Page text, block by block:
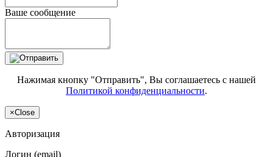
Ваше сообщение
Нажимая кнопку "Отправить", Вы соглашаетесь с нашей
Политикой конфиденциальности.
×Close
Авторизация
Логин (email)